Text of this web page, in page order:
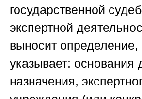
государственной
экспертной
выносит определение,
указывает: основания
назначения,